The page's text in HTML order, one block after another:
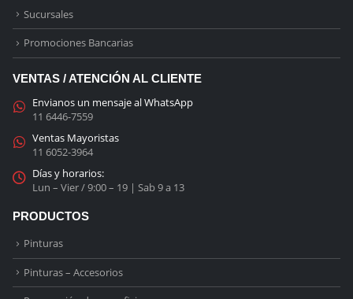
Sucursales
Promociones Bancarias
VENTAS / ATENCIÓN AL CLIENTE
Envianos un mensaje al WhatsApp
11 6446-7559
Ventas Mayoristas
11 6052-3964
Días y horarios:
Lun – Vier / 9:00 – 19 | Sab 9 a 13
PRODUCTOS
Pinturas
Pinturas – Accesorios